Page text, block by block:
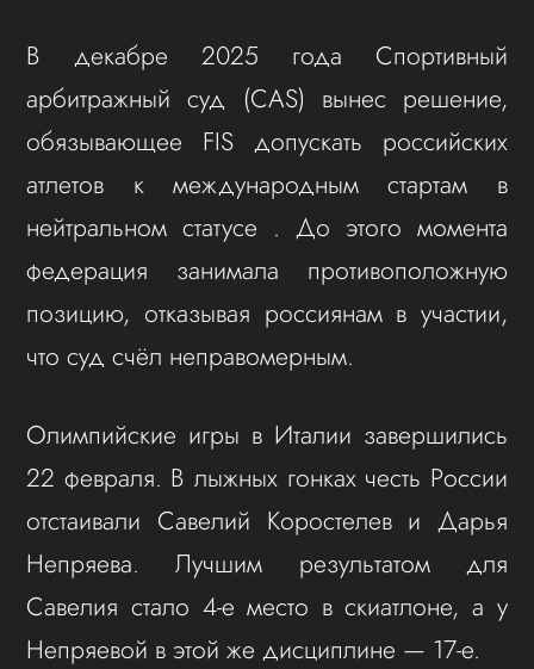
В декабре 2025 года Спортивный
арбитражный суд (CAS) вынес решение,
обязывающее FIS допускать российских
атлетов к международным стартам в
нейтральном статусе . До этого момента
федерация занимала противоположную
позицию, отказывая россиянам в участии,
что суд счёл неправомерным.
Олимпийские игры в Италии завершились
22 февраля. В лыжных гонках честь России
отстаивали Савелий Коростелев и Дарья
Непряева. Лучшим результатом для
Савелия стало 4-е место в скиатлоне, а у
Непряевой в этой же дисциплине — 17-е.